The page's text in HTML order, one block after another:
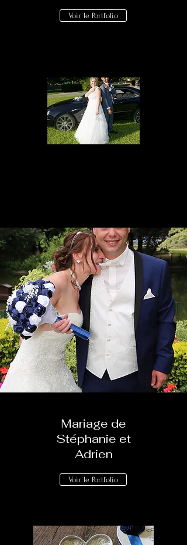
Voir le Portfolio
Mariage de
Stéphanie et
Adrien
Voir le Portfolio